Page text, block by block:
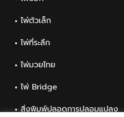
ไพ่ตัวเล็ก
ไพ่ที่ระลึก
ไพ่มวยไทย
ไพ่ Bridge
สิ่งพิมพ์ปลอดการปลอมแปลง